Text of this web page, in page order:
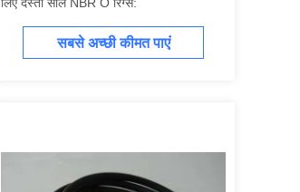
सबसे अच्छी कीमत पाएं